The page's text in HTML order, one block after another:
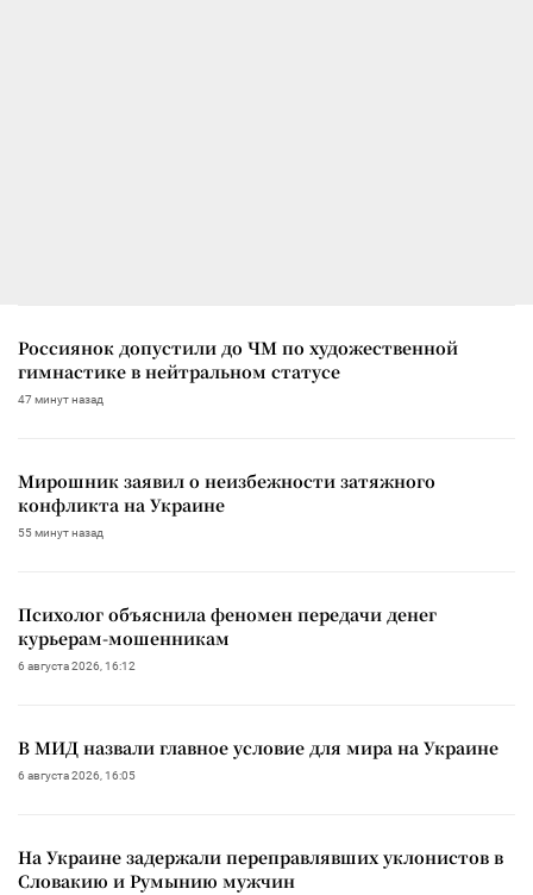
Россиянок допустили до ЧМ по художественной
гимнастике в нейтральном статусе
47 минут назад
Мирошник заявил о неизбежности затяжного
конфликта на Украине
55 минут назад
Психолог объяснила феномен передачи денег
курьерам-мошенникам
6 августа 2026, 16:12
В МИД назвали главное условие для мира на Украине
6 августа 2026, 16:05
На Украине задержали переправлявших уклонистов в
Словакию и Румынию мужчин